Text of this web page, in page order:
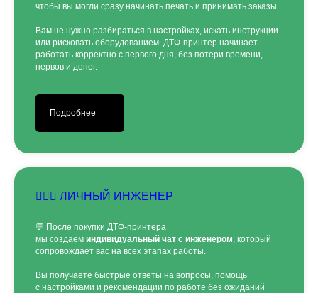
чтобы вы могли сразу начинать печать и принимать заказы.
Вам не нужно разбираться в настройках, искать инструкции
или рисковать оборудованием. ДТФ-принтер начинает
работать корректно с первого дня, без потери времени,
нервов и денег.
Подробнее
👷🏻‍♂️ ЛИЧНЫЙ ИНЖЕНЕР
💬 После покупки ДТФ-принтера
мы создаём индивидуальный чат с инженером, который
сопровождает вас на всех этапах работы.
Вы получаете быстрые ответы на вопросы, помощь
с настройками и рекомендации по работе без ожиданий